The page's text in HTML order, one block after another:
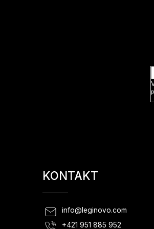
KONTAKT
info@ leginovo.com
+421 951 885 952